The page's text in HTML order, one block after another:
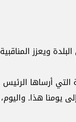
ويعزز المناقبية
التي أرساها الرئيس
بيار الجميّل، هو ما يميّز حزب الكتائب بالصمود عبر الزمن من 1958 إلى 1975 إلى يومنا هذا. واليوم،